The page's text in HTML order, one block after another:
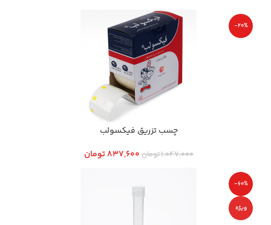
-20%
چسب تزریق فیکسولب
1,047,000تومان837,600 تومان
-60%
ویژه